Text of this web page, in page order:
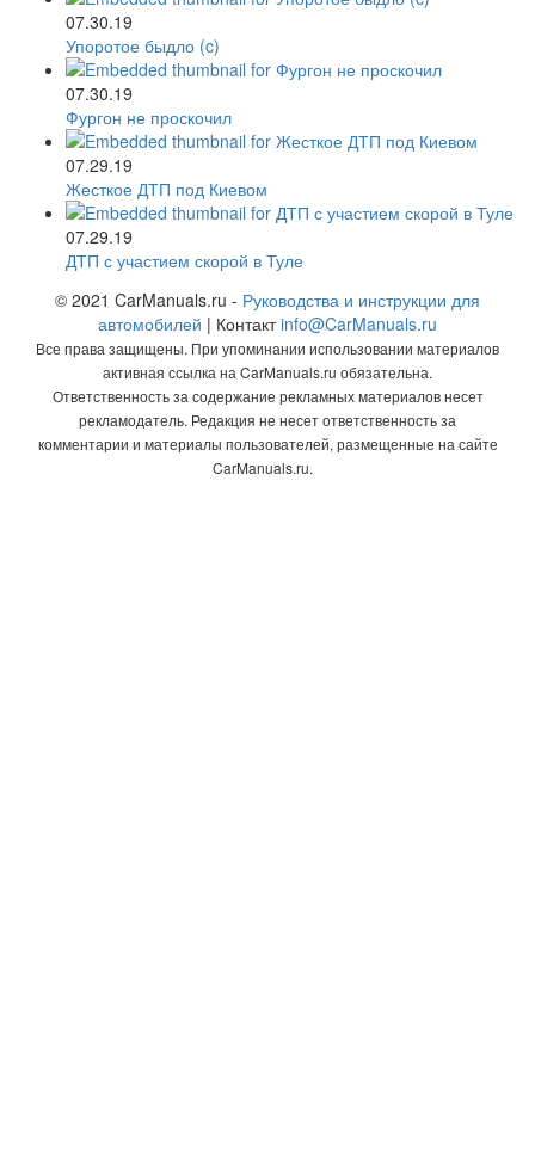
07.30.19
Упоротое быдло (c)
07.30.19
Фургон не проскочил
07.29.19
Жесткое ДТП под Киевом
07.29.19
ДТП с участием скорой в Туле
© 2021 CarManuals.ru - Руководства и инструкции для
автомобилей | Контактinfo@CarManuals.ru
Все права защищены. При упоминании использовании материалов
активная ссылка на CarManuals.ru обязательна.
Ответственность за содержание рекламных материалов несет
рекламодатель. Редакция не несет ответственность за
комментарии и материалы пользователей, размещенные на сайте
CarManuals.ru.